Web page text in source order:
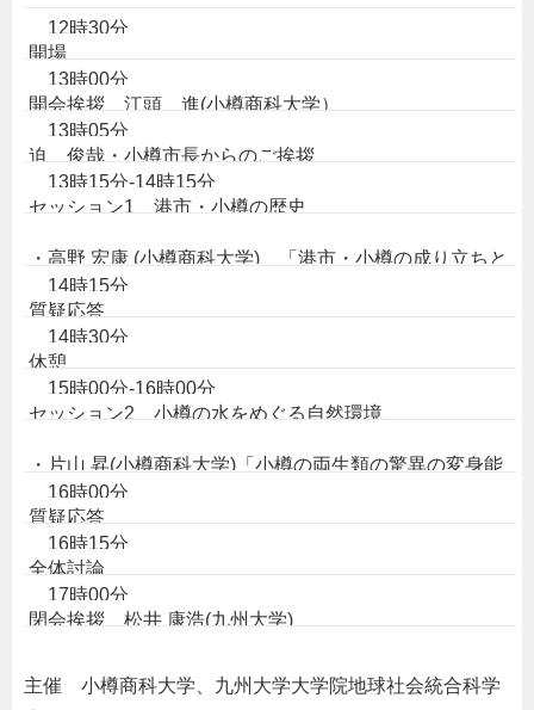
要です。後日、視聴アドレスをお送りします。
12時30分
開場
13時00分
開会挨拶 江頭 進(小樽商科大学）
13時05分
迫 俊哉・小樽市長からのご挨拶
13時15分-14時15分
セッション1 港市・小樽の歴史
・高野 宏康 (小樽商科大学) 「港市・小樽の成り立ちと
変遷」
・鬼丸 武士 (九州大学) 「港市としての近代小樽の魅
力:アジアの他の港市との比較から」
・鈴木 英明 (国立民族学博物館) 「港市間ネットワーク
のなかに小樽を位置づける」
14時15分
質疑応答
14時30分
休憩
15時00分-16時00分
セッション2 小樽の水をめぐる自然環境
・片山 昇(小樽商科大学)「小樽の両生類の驚異の変身能
力」
・山本 亜生 (小樽市総合博物館) 勝納川に生息する希少
な水生昆虫ナガレカタビロアメンボについて」
・荒谷 邦雄 (九州大学)「小樽の昆虫相ー気候変動が生ん
だ北海道の生物多様性ホットスポットー」
16時00分
質疑応答
16時15分
全体討論
17時00分
閉会挨拶 松井 康浩(九州大学)
主催 小樽商科大学、九州大学大学院地球社会統合科学